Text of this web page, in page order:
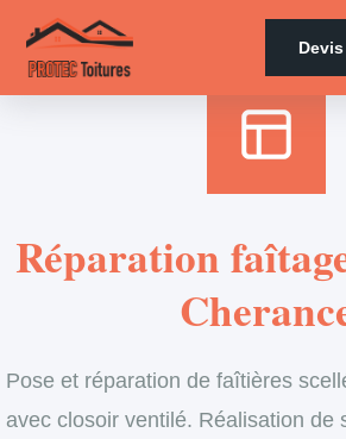
Réparation
Pose et réparation de faîtières
avec closoir ventilé. Réalisation de